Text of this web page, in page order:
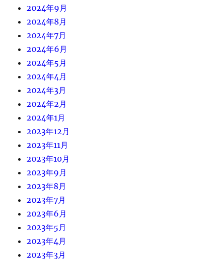
2024年9月
2024年8月
2024年7月
2024年6月
2024年5月
2024年4月
2024年3月
2024年2月
2024年1月
2023年12月
2023年11月
2023年10月
2023年9月
2023年8月
2023年7月
2023年6月
2023年5月
2023年4月
2023年3月